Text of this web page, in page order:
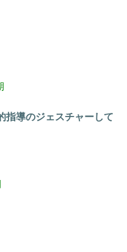
指導のジェスチャーして